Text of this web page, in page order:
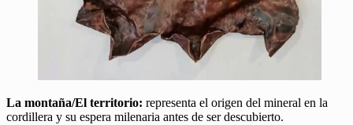
La montaña/El territorio: representa el origen del mineral en la
cordillera y su espera milenaria antes de ser descubierto.